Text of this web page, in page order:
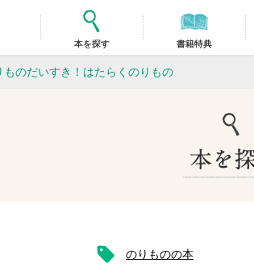
本を探す 書籍特典
のだいすき！はたらくのりもの
のりものの本